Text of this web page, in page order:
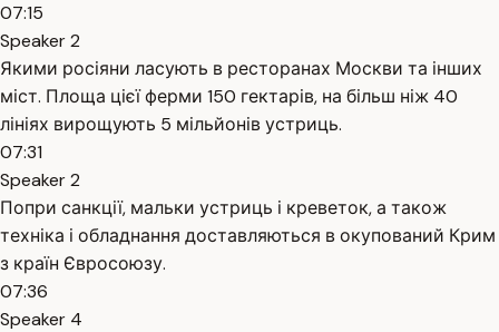
07:15
Speaker 2
Якими росіяни ласують в ресторанах Москви та інших
міст. Площа цієї ферми 150 гектарів, на більш ніж 40
лініях вирощують 5 мільйонів устриць.
07:31
Speaker 2
Попри санкції, мальки устриць і креветок, а також
техніка і обладнання доставляються в окупований Крим
з країн Євросоюзу.
07:36
Speaker 4